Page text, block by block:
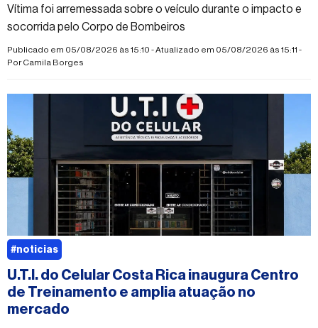
Vítima foi arremessada sobre o veículo durante o impacto e
socorrida pelo Corpo de Bombeiros
Publicado em 05/08/2026 às 15:10 - Atualizado em 05/08/2026 às 15:11 -
PorCamila Borges
U.T.I. do Celular Costa Rica inaugura Centro
de Treinamento e amplia atuação no
mercado
#noticias